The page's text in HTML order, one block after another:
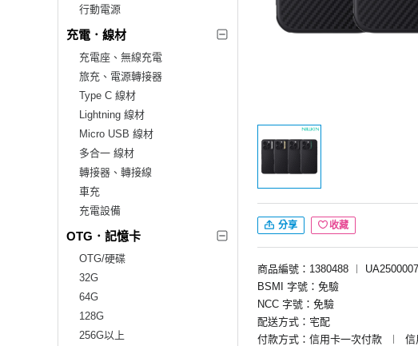
行動電源
充電．線材
充電座、無線充電
旅充、電源轉接器
Type C 線材
Lightning 線材
Micro USB 線材
多合一 線材
轉接器、轉接線
車充
充電設備
OTG．記憶卡
OTG/硬碟
32G
64G
128G
256G以上
分享 收藏
商品編號：1380488 ︱
BSMI 字號：免驗
NCC 字號：免驗
配送方式：宅配
付款方式：信用卡一次付款
︱ 信